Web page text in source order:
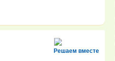
Решаем вместе